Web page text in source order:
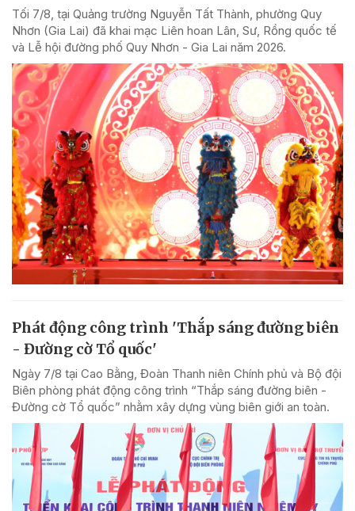
Tối 7/8, tại Quảng trường Nguyễn Tất Thành, phường Quy
Nhơn (Gia Lai) đã khai mạc Liên hoan Lân, Sư, Rồng quốc tế
và Lễ hội đường phố Quy Nhơn - Gia Lai năm 2026.
Phát động công trình 'Thắp sáng đường biên
- Đường cờ Tổ quốc'
Ngày 7/8 tại Cao Bằng, Đoàn Thanh niên Chính phủ và Bộ đội
Biên phòng phát động công trình “Thắp sáng đường biên -
Đường cờ Tổ quốc” nhằm xây dựng vùng biên giới an toàn.